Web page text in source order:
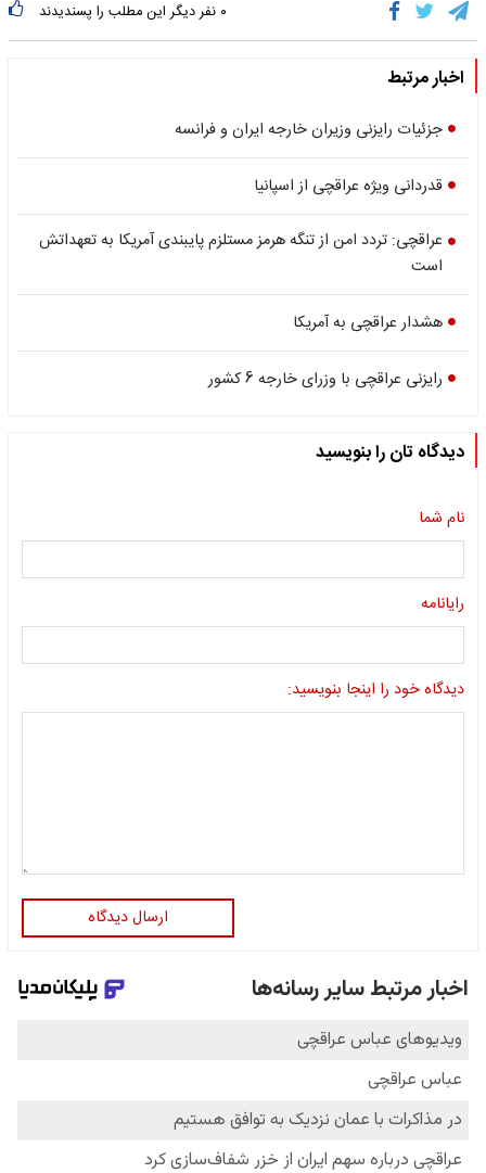
۰ نفر دیگر این مطلب را پسندیدند
اخبار مرتبط
جزئیات رایزنی وزیران خارجه ایران و فرانسه
قدردانی ویژه عراقچی از اسپانیا
عراقچی: تردد امن از تنگه هرمز مستلزم پایبندی آمریکا به تعهداتش
است
هشدار عراقچی به آمریکا
رایزنی عراقچی با وزرای خارجه 6 کشور
دیدگاه تان را بنویسید
نام شما
رایانامه
دیدگاه خود را اینجا بنویسید:
ارسال دیدگاه